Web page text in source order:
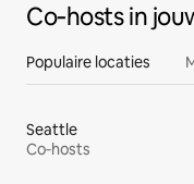
Co‑hosts in
Populaire locaties
Seattle
Co‑hosts